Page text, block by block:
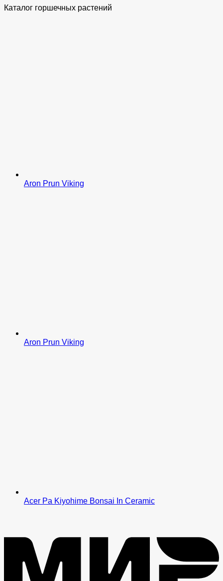
Каталог горшечных растений
Aron Prun Viking
Aron Prun Viking
Acer Pa Kiyohime Bonsai In Ceramic